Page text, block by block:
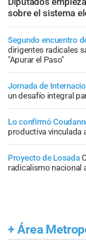
sobre el sistema
Segundo encuentro
dirigentes radicales
"Apurar el Paso"
Jornada de
un desafío integral
Lo confirmó
productiva vinculada
Proyecto de Losada
radicalismo nacional
+ Área